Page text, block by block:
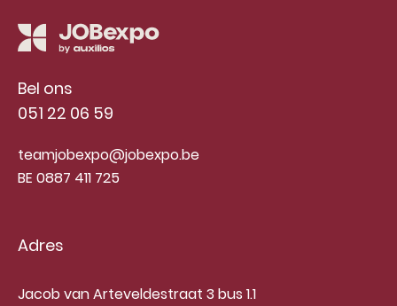
Bel ons
051 22 06 59
teamjobexpo@jobexpo.be
BE 0887 411 725
Adres
Jacob van Arteveldestraat 3 bus 1.1